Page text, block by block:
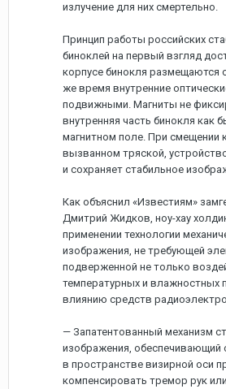
излучение для них смертельно.
Принцип работы российских
биноклей на первый взгляд
корпусе бинокля размещаются
же время внутренние
подвижными. Магниты не
внутренняя часть бинокля как
магнитном поле. При смещении
вызванном тряской,
и сохраняет стабильное
Как объяснил «Известиям»
Дмитрий Жидков, ноу-хау
применении технологии
изображения, не требующей
подверженной не только
температурных и влажностных
влиянию средств
— Запатентованный механизм
изображения, обеспечивающий
в пространстве визирной оси
компенсировать тремор рук